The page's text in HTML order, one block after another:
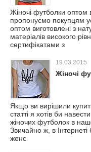
Жіночі футболки оптом
пропонуємо покупцям
оптом виготовлені з
матеріалів високого
сертифікатами з
19.03.2015
Жіночі
Якщо ви вирішили
статті я хотів би
жіночих футболок в
Звичайно ж, в Інтернеті
женс